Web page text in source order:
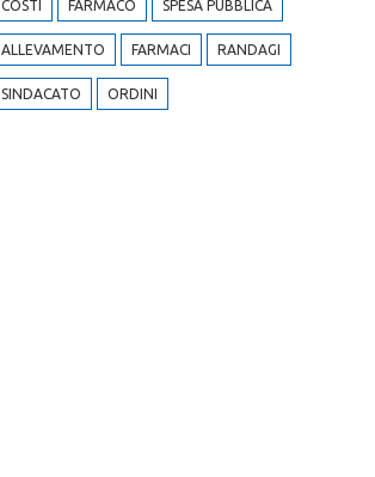
COSTI FARMACO SPESA PUBBLICA
ALLEVAMENTO FARMACI RANDAGI
SINDACATO ORDINI